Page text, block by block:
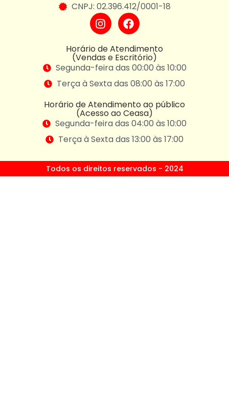
CNPJ: 02.396.412/0001-18
Horário de Atendimento
(Vendas e Escritório)
Segunda-feira das 00:00 às 10:00
Terça à Sexta das 08:00 às 17:00
Horário de Atendimento ao público
(Acesso ao Ceasa)
Segunda-feira das 04:00 às 10:00
Terça à Sexta das 13:00 às 17:00
Todos os direitos reservados - 2024